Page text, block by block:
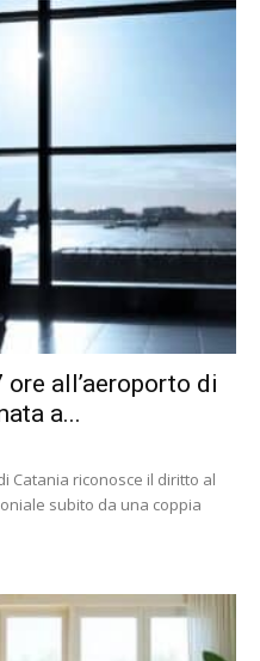
all’aeroporto di
a...
Catania riconosce il diritto al
subito da una coppia